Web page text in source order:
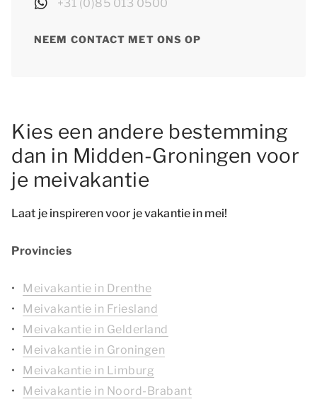
+31 (0)85 013 0500
NEEM CONTACT MET ONS OP
Kies een andere bestemming
dan in Midden-Groningen voor
je meivakantie
Laat je inspireren voor je vakantie in mei!
Provincies
Meivakantie in Drenthe
Meivakantie in Friesland
Meivakantie in Gelderland
Meivakantie in Groningen
Meivakantie in Limburg
Meivakantie in Noord-Brabant